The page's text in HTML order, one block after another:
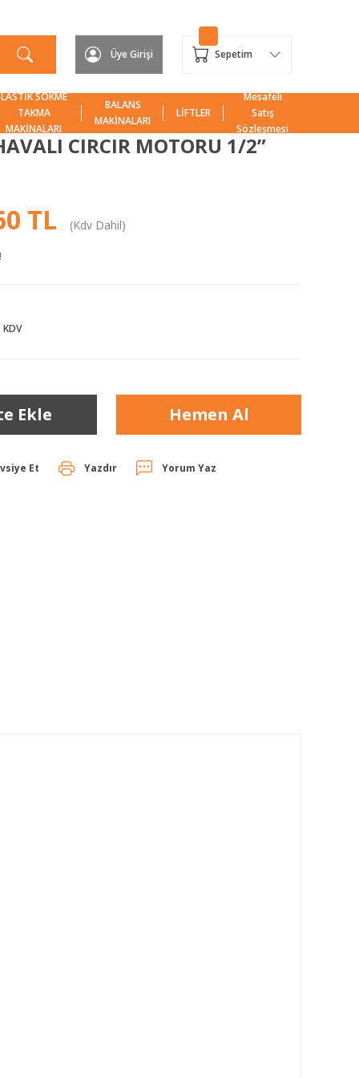
Üye Girişi Sepetim
LASTİK SÖKME
TAKMA
MAKİNALARI
BALANS
MAKİNALARI
LİFTLER
Mesafeli
Satış
Sözleşmesi
CIRCIR MOTORU 1/2”
TL (Kdv Dahil)
Ekle Hemen Al
Et Yazdır Yorum Yaz